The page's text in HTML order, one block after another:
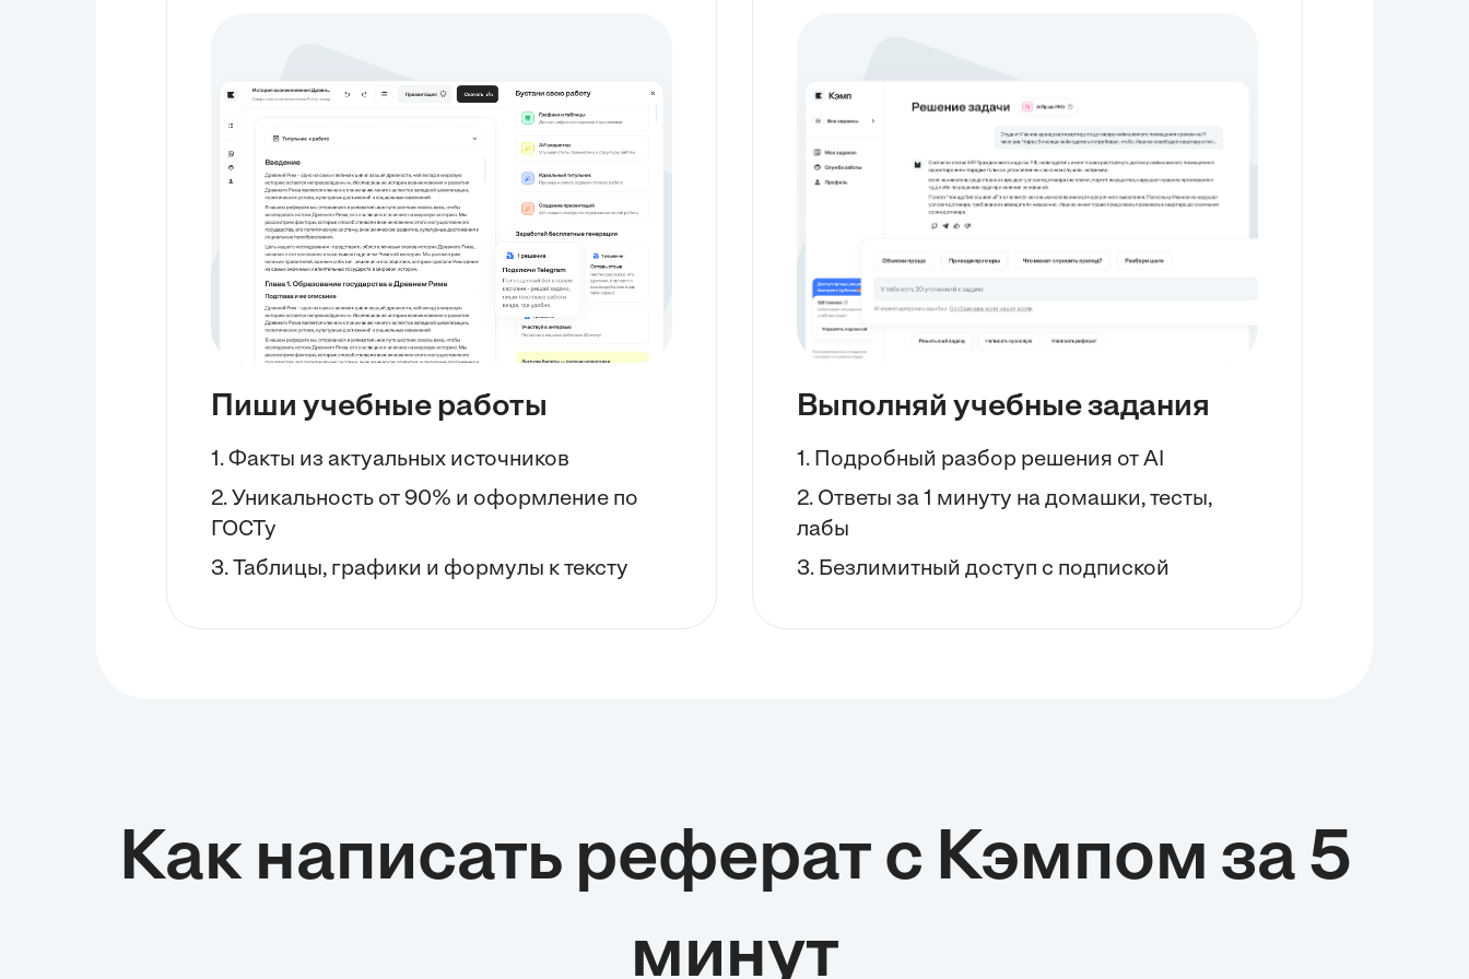
ДОЗИРОВАНИЯ
В четвертой главе я приступил к разработке проекта
кульминацией моих практических навыков. Мною было
обосновано необходимость автоматизации данной системы,
подчеркивая ее важность для точности и эффективности
работы системы, что позволило визуализировать и
для достижения оптимальных параметров дозирования,
демонстрируя комплексный подход. Также были выполнены
расчеты и подбор оборудования с учетом требований СТ РК, что
гарантирует соответствие проекта национальным стандартам. Цель
этой главы заключалась в создании практически применимого
инженерного решения, объединяющего все изученные элементы.
ГЛАВА 5. ОБЕСПЕЧЕНИЕ
что является критически важным для любого производства.
Мною были выявлены и проанализированы потенциальные риски
при работе с химическими реагентами, что позволило оценить
степень опасности. Я разработал комплекс мер профилактики и
контроля, направленных на минимизацию этих рисков и
обеспечение безопасных условий труда. Особое внимание было
стандартов Республики Казахстан (СТ РК), что подтверждает их
нормативную обоснованность. Целью этой главы было не только
завершил комплексный анализ всех ключевых аспектов моей
Пиши учебные работы
1. Факты из актуальных источников
2. Уникальность от 90% и оформление по
ГОСТу
3. Таблицы, графики и формулы к тексту
Выполняй учебные задания
1. Подробный разбор решения от AI
2. Ответы за 1 минуту на домашки, тесты,
лабы
3. Безлимитный доступ с подпиской
Как написать реферат с Кэмпом за 5
минут